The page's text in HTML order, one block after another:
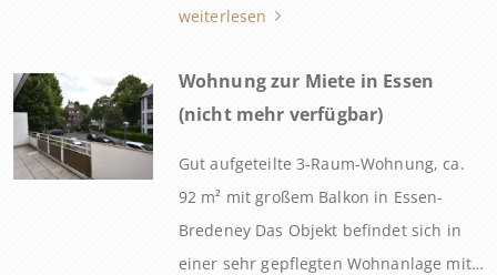
und Türen erst jüngst ausgeführt.
Mitverkauft wird […]
weiterlesen
Wohnung zur Miete in Essen
(nicht mehr verfügbar)
Gut aufgeteilte 3-Raum-Wohnung, ca.
92 m² mit großem Balkon in Essen-
Bredeney Das Objekt befindet sich in
einer sehr gepflegten Wohnanlage mit